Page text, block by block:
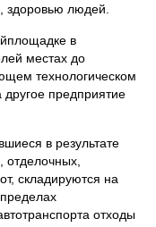
здоровью людей.
в
местах до
технологическом
другое предприятие
в результате
отделочных,
складируются на
отходы